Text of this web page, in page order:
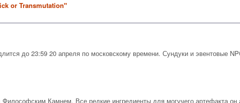
or Transmutation"
до 23:59 20 апреля по московскому времени. Сундуки и эвентовые
Камнем. Все редкие ингредиенты для могучего артефакта он